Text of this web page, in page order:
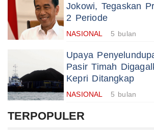
Jokowi, Tegaskan
2 Periode
NASIONAL 5 bulan
Upaya
Pasir Timah
Kepri Ditangkap
NASIONAL 5 bulan
TERPOPULER